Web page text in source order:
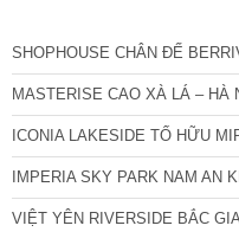
SHOPHOUSE CHÂN ĐẾ
MASTERISE CAO XÀ LÁ – HÀ
ICONIA LAKESIDE TỐ HỮU
IMPERIA SKY PARK NAM AN
VIỆT YÊN RIVERSIDE BẮC